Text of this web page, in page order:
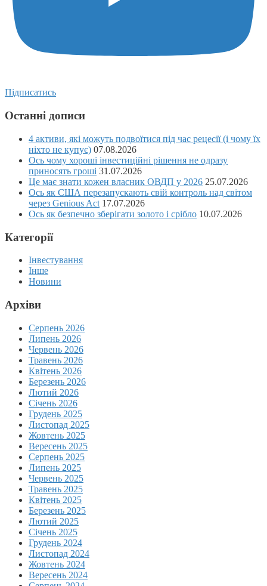
Підписатись
Останні дописи
4 активи, які можуть подвоїтися під час рецесії (і чому їх
ніхто не купує) 07.08.2026
Ось чому хороші інвестиційні рішення не одразу
приносять гроші 31.07.2026
Це має знати кожен власник ОВДП у 2026 25.07.2026
Ось як США перезапускають свій контроль над світом
через Genious Act 17.07.2026
Ось як безпечно зберігати золото і срібло 10.07.2026
Категорії
Інвестування
Інше
Новини
Архіви
Серпень 2026
Липень 2026
Червень 2026
Травень 2026
Квітень 2026
Березень 2026
Лютий 2026
Січень 2026
Грудень 2025
Листопад 2025
Жовтень 2025
Вересень 2025
Серпень 2025
Липень 2025
Червень 2025
Травень 2025
Квітень 2025
Березень 2025
Лютий 2025
Січень 2025
Грудень 2024
Листопад 2024
Жовтень 2024
Вересень 2024